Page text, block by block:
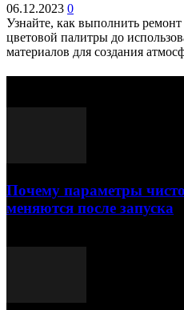
06.12.2023 0
Узнайте, как выполнить
цветовой палитры до
материалов для создания
Почему параметры
меняются после запуска